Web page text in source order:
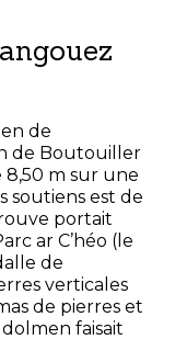
de
de Boutouiller
m sur une
soutiens est de
portait
ar C’héo (le
de
verticales
de pierres et
faisait